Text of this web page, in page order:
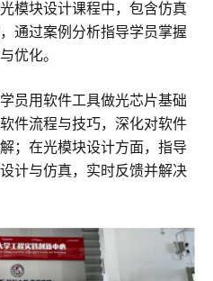
模块设计课程中，包含仿真
通过案例分析指导学员掌握
优化。
员用软件工具做光芯片基础
件流程与技巧，深化对软件
；在光模块设计方面，指导
计与仿真，实时反馈并解决